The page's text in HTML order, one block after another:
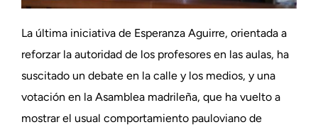
La última iniciativa de Esperanza Aguirre, orientada a
reforzar la autoridad de los profesores en las aulas, ha
suscitado un debate en la calle y los medios, y una
votación en la Asamblea madrileña, que ha vuelto a
mostrar el usual comportamiento pauloviano de